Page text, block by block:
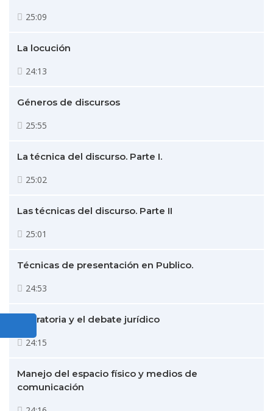
25:09
La locución
24:13
Géneros de discursos
25:55
La técnica del discurso. Parte I.
25:02
Las técnicas del discurso. Parte II
25:01
Técnicas de presentación en Publico.
24:53
La oratoria y el debate jurídico
24:15
Manejo del espacio físico y medios de
comunicación